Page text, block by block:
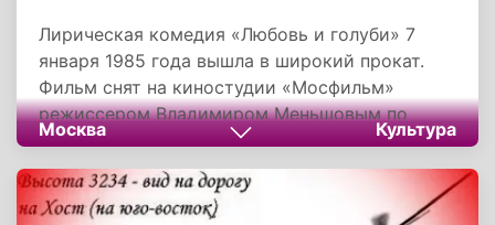
Лирическая комедия «Любовь и голуби» 7
января 1985 года вышла в широкий прокат.
Фильм снят на киностудии «Мосфильм»
режиссером Владимиром Меньшовым по
сценарию, написанному театральным актером
Владимиром Гуркиным, основанным на его же
одноименной пьесе 1981 года.
Москва Культура